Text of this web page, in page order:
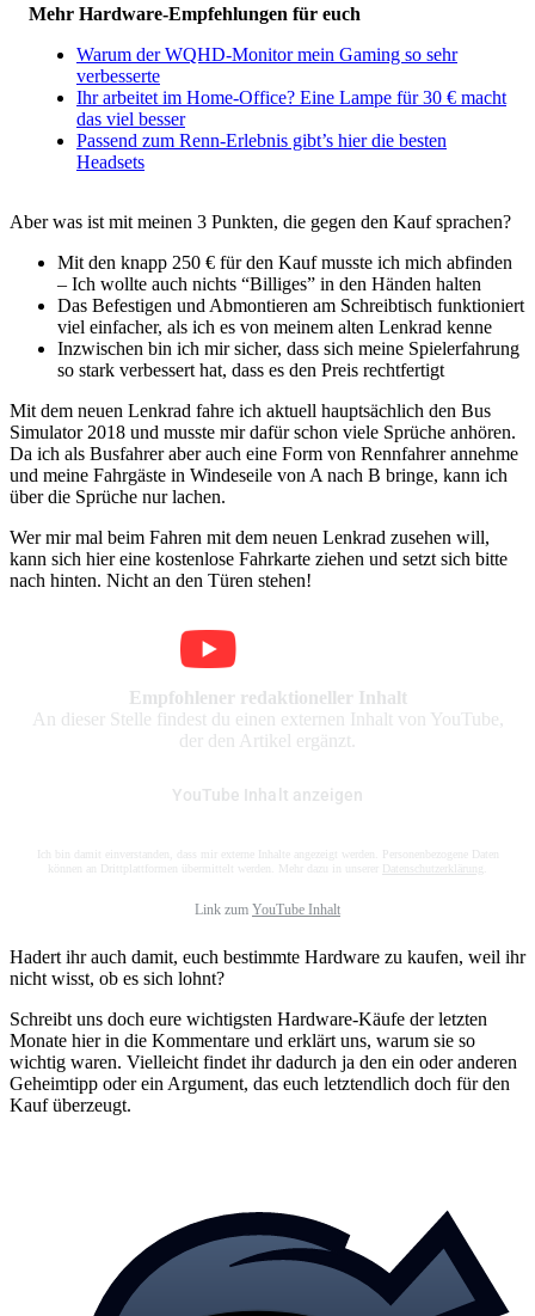
Mehr Hardware-Empfehlungen für euch
Warum der WQHD-Monitor mein Gaming so sehr
verbesserte
Ihr arbeitet im Home-Office? Eine Lampe für 30 € macht
das viel besser
Passend zum Renn-Erlebnis gibt’s hier die besten
Headsets
Aber was ist mit meinen 3 Punkten, die gegen den Kauf sprachen?
Mit den knapp 250 € für den Kauf musste ich mich abfinden
– Ich wollte auch nichts “Billiges” in den Händen halten
Das Befestigen und Abmontieren am Schreibtisch funktioniert
viel einfacher, als ich es von meinem alten Lenkrad kenne
Inzwischen bin ich mir sicher, dass sich meine Spielerfahrung
so stark verbessert hat, dass es den Preis rechtfertigt
Mit dem neuen Lenkrad fahre ich aktuell hauptsächlich den Bus
Simulator 2018 und musste mir dafür schon viele Sprüche anhören.
Da ich als Busfahrer aber auch eine Form von Rennfahrer annehme
und meine Fahrgäste in Windeseile von A nach B bringe, kann ich
über die Sprüche nur lachen.
Wer mir mal beim Fahren mit dem neuen Lenkrad zusehen will,
kann sich hier eine kostenlose Fahrkarte ziehen und setzt sich bitte
nach hinten. Nicht an den Türen stehen!
Empfohlener redaktioneller Inhalt
An dieser Stelle findest du einen externen Inhalt von YouTube,
der den Artikel ergänzt.
YouTube Inhalt anzeigen
Ich bin damit einverstanden, dass mir externe Inhalte angezeigt werden. Personenbezogene Daten
können an Drittplattformen übermittelt werden. Mehr dazu in unserer
Datenschutzerklärung
Link zum YouTube Inhalt
Hadert ihr auch damit, euch bestimmte Hardware zu kaufen, weil ihr
nicht wisst, ob es sich lohnt?
Schreibt uns doch eure wichtigsten Hardware-Käufe der letzten
Monate hier in die Kommentare und erklärt uns, warum sie so
wichtig waren. Vielleicht findet ihr dadurch ja den ein oder anderen
Geheimtipp oder ein Argument, das euch letztendlich doch für den
Kauf überzeugt.